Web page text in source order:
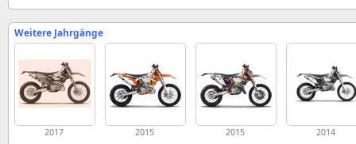
Weitere Jahrgänge
2017 2015 2015 2014